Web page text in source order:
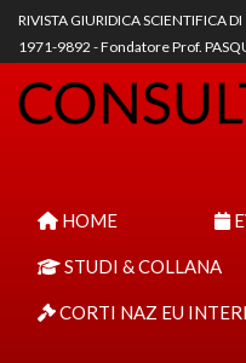
RIVISTA GIURIDICA SCIENTIFICA DI
1971-9892 - Fondatore Prof.
HOME
STUDI & COLLANA
CORTI NAZ EU